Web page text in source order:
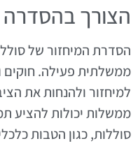
הצורך
הסדרת המיחזור של
ממשלתית פעילה. חוקים
למיחזור ולהנחות את
ממשלות יכולות להציע
סוללות, כגון הטבות